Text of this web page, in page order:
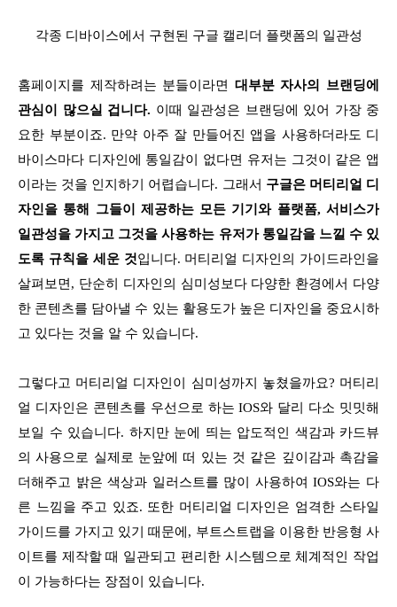
각종 디바이스에서 구현된 구글 캘리더 플랫폼의 일관성
홈페이지를 제작하려는 분들이라면 대부분 자사의 브랜딩에
관심이 많으실 겁니다. 이때 일관성은 브랜딩에 있어 가장 중
요한 부분이죠. 만약 아주 잘 만들어진 앱을 사용하더라도 디
바이스마다 디자인에 통일감이 없다면 유저는 그것이 같은 앱
이라는 것을 인지하기 어렵습니다. 그래서 구글은 머티리얼 디
자인을 통해 그들이 제공하는 모든 기기와 플랫폼, 서비스가
일관성을 가지고 그것을 사용하는 유저가 통일감을 느낄 수 있
도록 규칙을 세운 것입니다. 머티리얼 디자인의 가이드라인을
살펴보면, 단순히 디자인의 심미성보다 다양한 환경에서 다양
한 콘텐츠를 담아낼 수 있는 활용도가 높은 디자인을 중요시하
고 있다는 것을 알 수 있습니다.
그렇다고 머티리얼 디자인이 심미성까지 놓쳤을까요? 머티리
얼 디자인은 콘텐츠를 우선으로 하는 IOS와 달리 다소 밋밋해
보일 수 있습니다. 하지만 눈에 띄는 압도적인 색감과 카드뷰
의 사용으로 실제로 눈앞에 떠 있는 것 같은 깊이감과 촉감을
더해주고 밝은 색상과 일러스트를 많이 사용하여 IOS와는 다
른 느낌을 주고 있죠. 또한 머티리얼 디자인은 엄격한 스타일
가이드를 가지고 있기 때문에, 부트스트랩을 이용한 반응형 사
이트를 제작할 때 일관되고 편리한 시스템으로 체계적인 작업
이 가능하다는 장점이 있습니다.